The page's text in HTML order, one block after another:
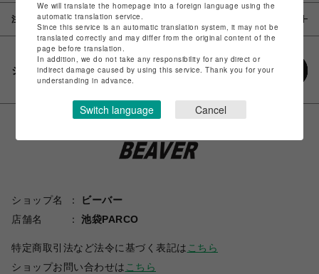
注意事項
シェアする
ショップ名
ビーバー
店舗名
池袋PARCO
特定商取引法など法令に基づく表記は こちら
ショップお問い合わせは こちら
We will translate the homepage into a foreign language using the
automatic translation service.
Since this service is an automatic translation system, it may not be
translated correctly and may differ from the original content of the
page before translation.
In addition, we do not take any responsibility for any direct or
indirect damage caused by using this service. Thank you for your
understanding in advance.
Switch language Cancel